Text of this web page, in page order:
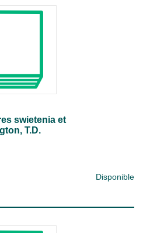
swietenia et
T.D.
Disponible